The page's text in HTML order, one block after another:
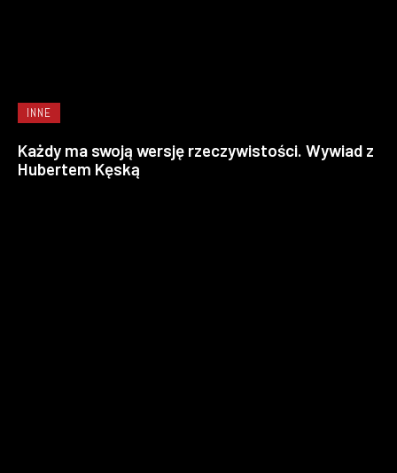
INNE
Każdy ma swoją wersję rzeczywistości. Wywiad z
Hubertem Kęską